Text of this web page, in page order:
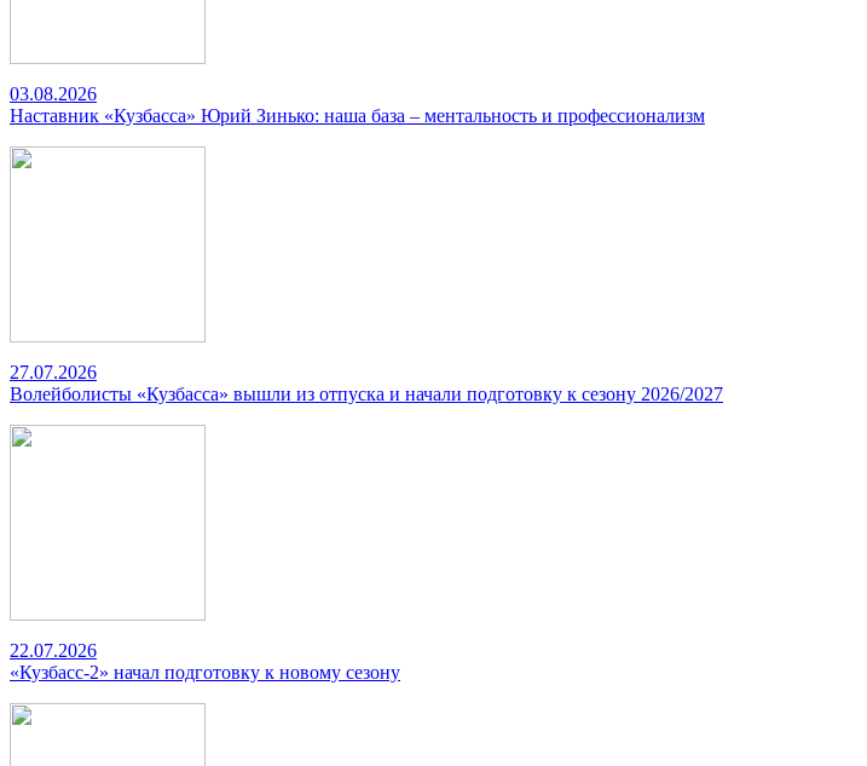
03.08.2026
Наставник «Кузбасса» Юрий Зинько: наша база – ментальность и профессионализм
27.07.2026
Волейболисты «Кузбасса» вышли из отпуска и начали подготовку к сезону 2026/2027
22.07.2026
«Кузбасс-2» начал подготовку к новому сезону